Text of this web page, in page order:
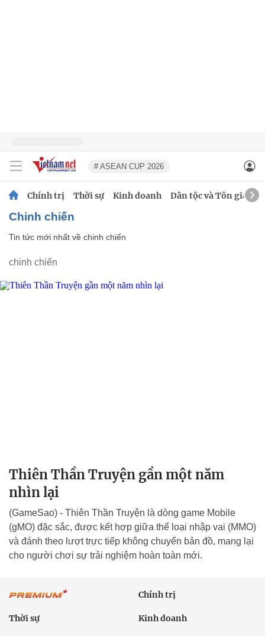
# ASEAN CUP 2026
Chính trị Thời sự Kinh doanh Dân tộc và Tôn giáo
chinh chiến
Tin tức mới nhất về chinh chiến
chinh chiến
Thiên Thần Truyện gần một năm
nhìn lại
(GameSao) - Thiên Thần Truyện là dòng game Mobile
(gMO) đặc sắc, được kết hợp giữa thể loại nhập vai (MMO)
và đánh theo lượt trực tiếp không chuyển bản đồ, mang lại
cho người chơi sự trải nghiệm hoàn toàn mới.
Chính trị
Thời sự Kinh doanh